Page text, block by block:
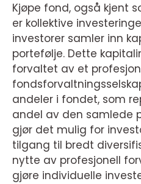
Kjøpe fond, også kjent
er kollektive
investorer samler inn
portefølje. Dette
forvaltet av et
andeler i fondet, som
andel av den samlede
gjør det mulig for
tilgang til bredt
nytte av profesjonell
gjøre individuelle